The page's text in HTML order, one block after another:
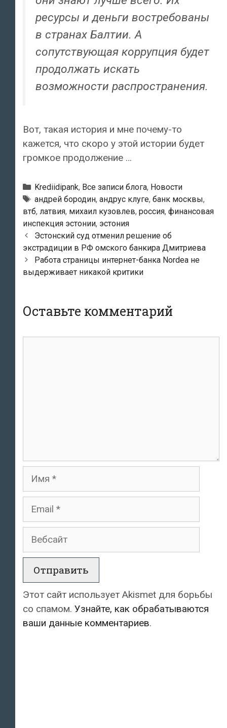
ресурсы и деньги востребованы
в странах Балтии. А
сопутствующая коррупция будет
продолжать искать
возможности распространения.
Вот, такая история и мне почему-то
кажется, что скоро у этой истории будет
громкое продолжение …
Рубрики
Krediidipank, Все записи блога, Новости
Тэги
андрей бородин, андрус клуге, банк москвы,
втб, латвия, михаил кузовлев, россия, финансовая
инспекция эстонии, эстония
Навигация
по
записям
Эстонский суд отменил решение об
экстрадиции в РФ омского банкира Дмитриева
Работа страницы интернет-банка Nordea не
выдерживает никакой критики
Оставьте комментарий
Имя
Email
Вебсайт
Этот сайт использует Akismet для борьбы
со спамом. Узнайте, как обрабатываются
ваши данные комментариев.